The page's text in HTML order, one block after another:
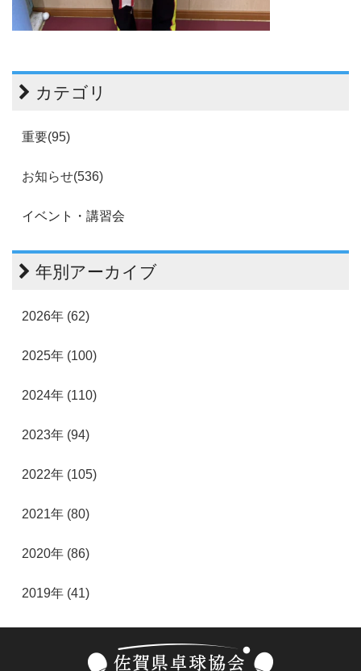
カテゴリ
重要(95)
お知らせ(536)
イベント・講習会
年別アーカイブ
2026年 (62)
2025年 (100)
2024年 (110)
2023年 (94)
2022年 (105)
2021年 (80)
2020年 (86)
2019年 (41)